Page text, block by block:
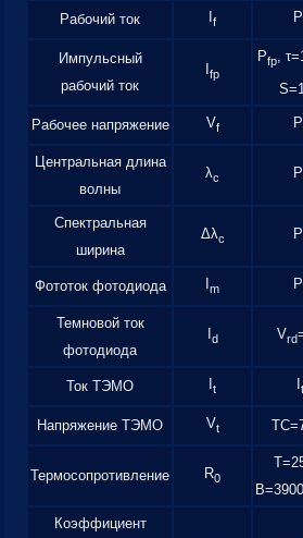
Рабочий ток If P
Импульсный
рабочий ток
Ifp
Pfp,
Рабочее напряжение Vf P
Центральная длина
волны
λc P
Спектральная
ширина
Δλc P
Фототок фотодиода Im P
Темновой ток
фотодиода
d Vrd
Ток ТЭМО It t
Напряжение ТЭМО Vt
Термосопротивление R0
Коэффициент